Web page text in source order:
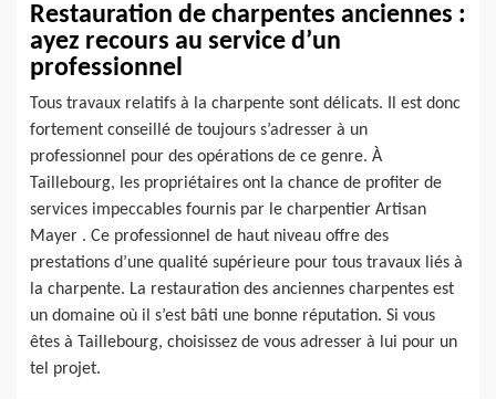
Restauration de charpentes anciennes :
ayez recours au service d’un
professionnel
Tous travaux relatifs à la charpente sont délicats. Il est donc
fortement conseillé de toujours s’adresser à un
professionnel pour des opérations de ce genre. À
Taillebourg, les propriétaires ont la chance de profiter de
services impeccables fournis par le charpentier Artisan
Mayer . Ce professionnel de haut niveau offre des
prestations d’une qualité supérieure pour tous travaux liés à
la charpente. La restauration des anciennes charpentes est
un domaine où il s’est bâti une bonne réputation. Si vous
êtes à Taillebourg, choisissez de vous adresser à lui pour un
tel projet.